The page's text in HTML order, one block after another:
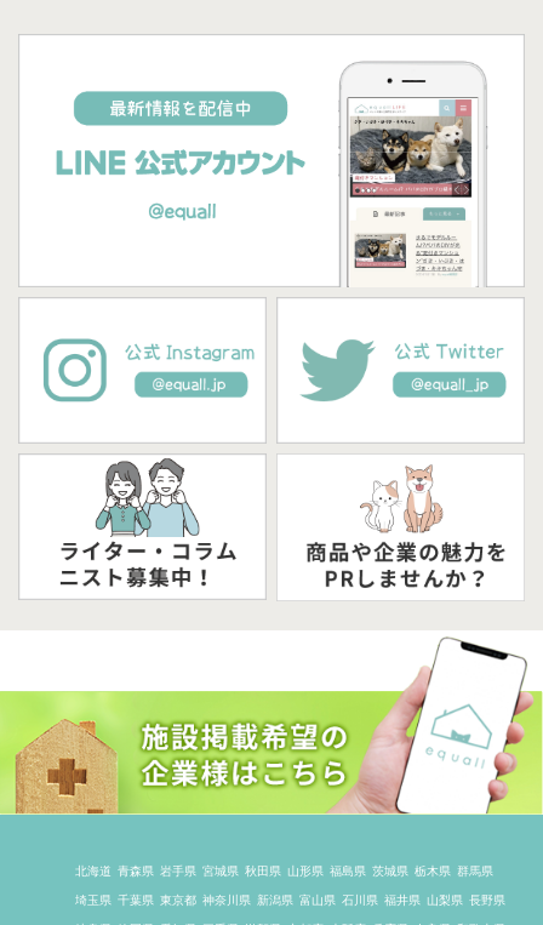
北海道 青森県 岩手県 宮城県 秋田県 山形県 福島県 茨城県 栃木県 群馬県
埼玉県 千葉県 東京都 神奈川県 新潟県 富山県 石川県 福井県 山梨県 長野県